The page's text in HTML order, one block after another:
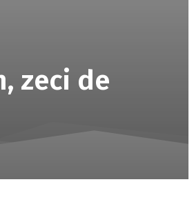
zeci de